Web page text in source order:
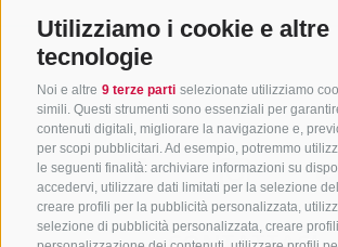
Utilizziamo i cookie e altre
tecnologie
Noi e altre 9 terze parti selezionate utilizziamo
simili. Questi strumenti sono essenziali per
contenuti digitali, migliorare la navigazione e,
per scopi pubblicitari. Ad esempio, potremmo
le seguenti finalità: archiviare informazioni su
accedervi, utilizzare dati limitati per la selezione
creare profili per la pubblicità personalizzata,
selezione di pubblicità personalizzata, creare